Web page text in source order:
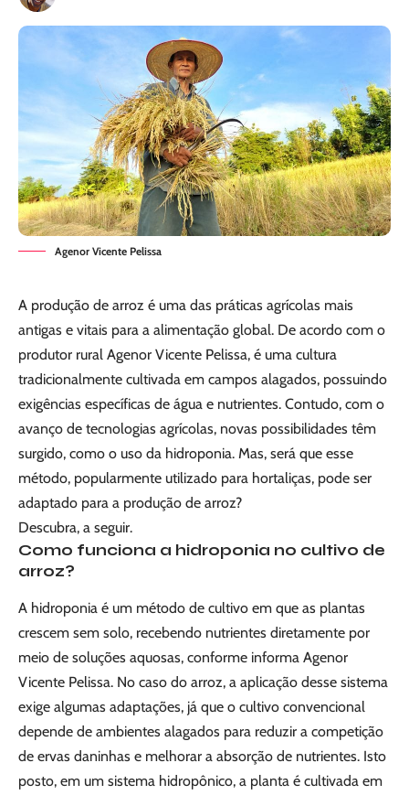
Agenor Vicente Pelissa
A produção de arroz é uma das práticas agrícolas mais
antigas e vitais para a alimentação global. De acordo com o
produtor rural Agenor Vicente Pelissa, é uma cultura
tradicionalmente cultivada em campos alagados, possuindo
exigências específicas de água e nutrientes. Contudo, com o
avanço de tecnologias agrícolas, novas possibilidades têm
surgido, como o uso da hidroponia. Mas, será que esse
método, popularmente utilizado para hortaliças, pode ser
adaptado para a produção de arroz?
Descubra, a seguir.
Como funciona a hidroponia no cultivo de
arroz?
A hidroponia é um método de cultivo em que as plantas
crescem sem solo, recebendo nutrientes diretamente por
meio de soluções aquosas, conforme informa Agenor
Vicente Pelissa. No caso do arroz, a aplicação desse sistema
exige algumas adaptações, já que o cultivo convencional
depende de ambientes alagados para reduzir a competição
de ervas daninhas e melhorar a absorção de nutrientes. Isto
posto, em um sistema hidropônico, a planta é cultivada em